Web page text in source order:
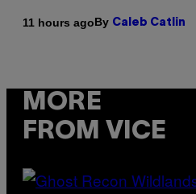
11 hours agoBy Caleb Catlin
MORE
FROM VICE